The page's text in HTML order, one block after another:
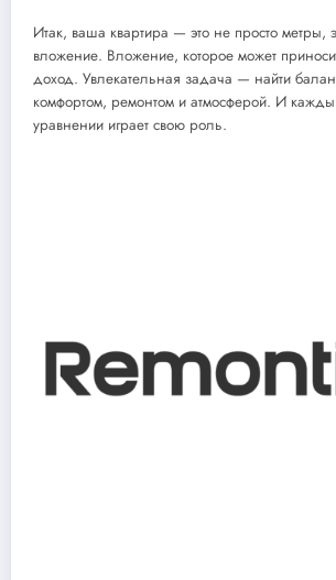
Итак, ваша квартира — это не просто метры,
вложение. Вложение, которое может
доход. Увлекательная задача — найти
комфортом, ремонтом и атмосферой. И
уравнении играет свою роль.